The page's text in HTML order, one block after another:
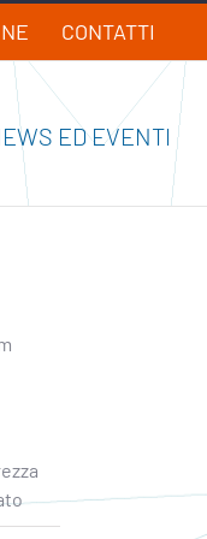
CONTATTI
ED EVENTI